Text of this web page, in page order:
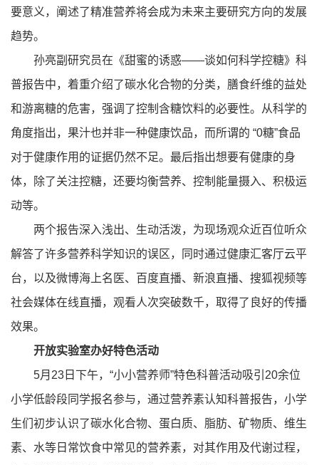
要意义，阐述了精准营养将会成为未来主要研究方向的发展
趋势。
孙亮副研究员在《甜蜜的诱惑——谈如何科学控糖》科
普报告中，着重介绍了碳水化合物的分类，膳食纤维的益处
和游离糖的危害，强调了控制含糖饮料的必要性。从科学的
角度指出，果汁也并非一种健康饮品，而所谓的 “0糖”食品
对于健康作用的证据仍然不足。最后指出想要有健康的身
体，除了关注控糖，还要均衡营养、控制能量摄入、积极运
动等。
两个报告深入浅出、生动活泼，为现场观众近百位听众
解答了许多营养科学知识的误区，同时通过健康汇客厅云平
台，以及微博海上名医、百度直播、新浪直播、搜狐视频等
社会媒体在线直播，观看人次突破数千，取得了良好的传播
效果。
开放实验室办好特色活动
5月23日下午，“小小营养师”特色科普活动吸引20余位
小学低龄段同学报名参与，通过营养素认知科普报告，小学
生们初步认识了碳水化合物、蛋白质、脂肪、矿物质、维生
素、水等日常饮食中常见的营养素，对其作用及代谢过程，